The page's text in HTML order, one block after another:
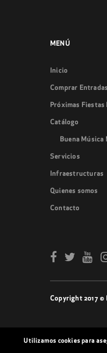
MENÚ
Inicio
Comprar Entradas
Próximas Fiestas
Catálogo
Buena Música
Servicios
Infraestructuras
Quienes somos
Contacto
Copyright 2017 ©
Utilizamos cookies para